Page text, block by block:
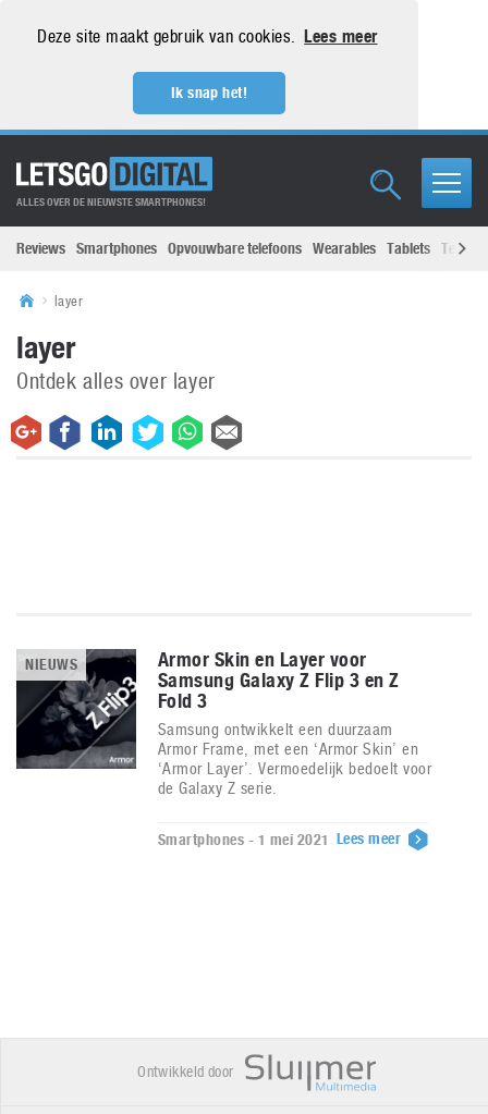
Deze site maakt gebruik van cookies. Lees meer
Ik snap het!
ALLES OVER DE NIEUWSTE SMARTPHONES!
Reviews Smartphones Opvouwbare telefoons Wearables Tablets
layer
layer
Ontdek alles over layer
NIEUWS
Armor Skin en Layer voor
Samsung Galaxy Z Flip 3 en Z
Fold 3
Samsung ontwikkelt een duurzaam
Armor Frame, met een ‘Armor Skin’ en
‘Armor Layer’. Vermoedelijk bedoelt voor
de Galaxy Z serie.
Smartphones - 1 mei 2021 Lees meer
Ontwikkeld door